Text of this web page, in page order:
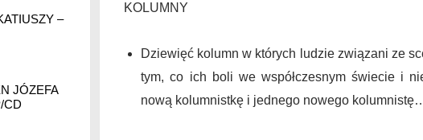
KOLUMNY
Dziewięć kolumn w których ludzie związani ze
tym, co ich boli we współczesnym świecie i
nową kolumnistkę i jednego nowego
–
JÓZEFA
CD